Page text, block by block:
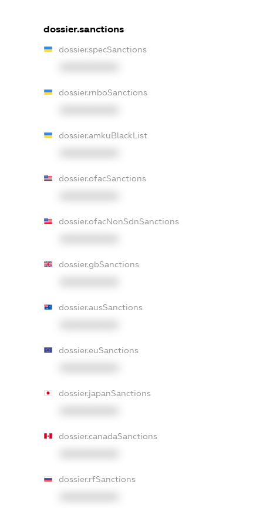
dossier.sanctions
dossier.specSanctions
dossier.rnboSanctions
dossier.amkuBlackList
dossier.ofacSanctions
dossier.ofacNonSdnSanctions
dossier.gbSanctions
dossier.ausSanctions
dossier.euSanctions
dossier.japanSanctions
dossier.canadaSanctions
dossier.rfSanctions